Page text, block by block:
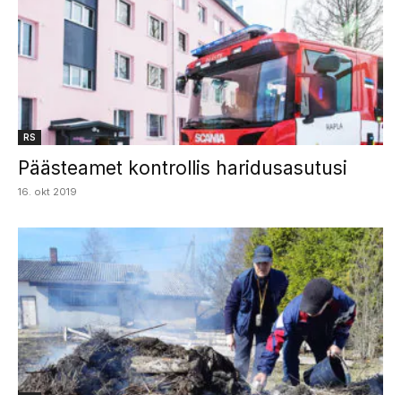
RS
Päästeamet kontrollis haridusasutusi
16. okt 2019